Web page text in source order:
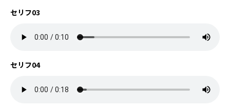
セリフ03
セリフ04